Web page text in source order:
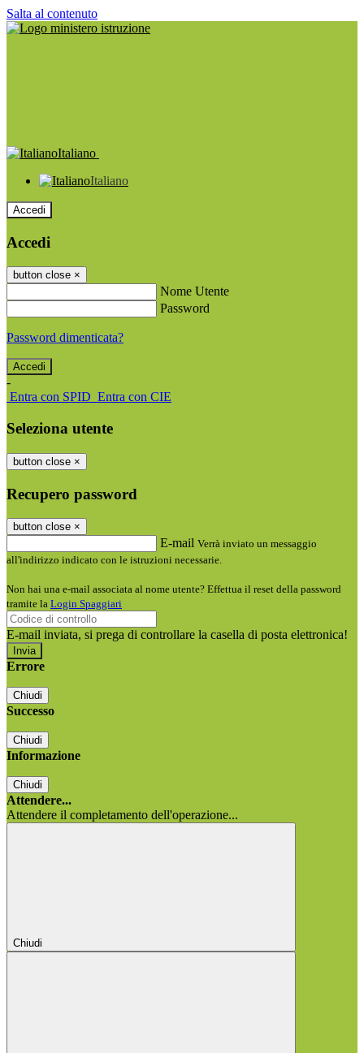
Salta al contenuto
Italiano
Italiano
Accedi
Accedi
button close ×
Nome Utente
Password
Password dimenticata?
-
Entra con SPID Entra con CIE
Seleziona utente
button close ×
Recupero password
button close ×
E-mail Verrà inviato un messaggio
all'indirizzo indicato con le istruzioni necessarie.
Non hai una e-mail associata al nome utente? Effettua il reset della password
tramite la Login Spaggiari
E-mail inviata, si prega di controllare la casella di posta elettronica!
Errore
Chiudi
Successo
Chiudi
Informazione
Chiudi
Attendere...
Attendere il completamento dell'operazione...
Chiudi